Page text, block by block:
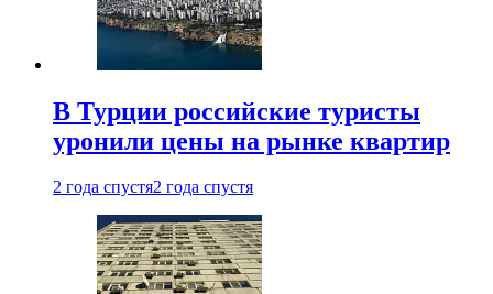
В Турции российские туристы
уронили цены на рынке квартир
2 года спустя2 года спустя